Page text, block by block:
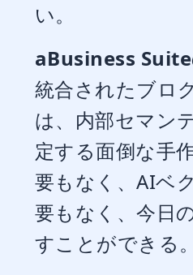
い。
aBusiness
統合されたブロ
は、内部セマン
定する面倒な手
要もなく、AIベ
要もなく、今日
すことができる。